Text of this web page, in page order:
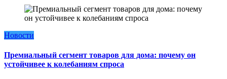
Новости
Премиальный сегмент товаров для дома: почему он
устойчивее к колебаниям спроса